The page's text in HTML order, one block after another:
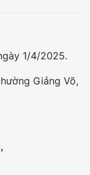
1/4/2025.
Giảng Võ,